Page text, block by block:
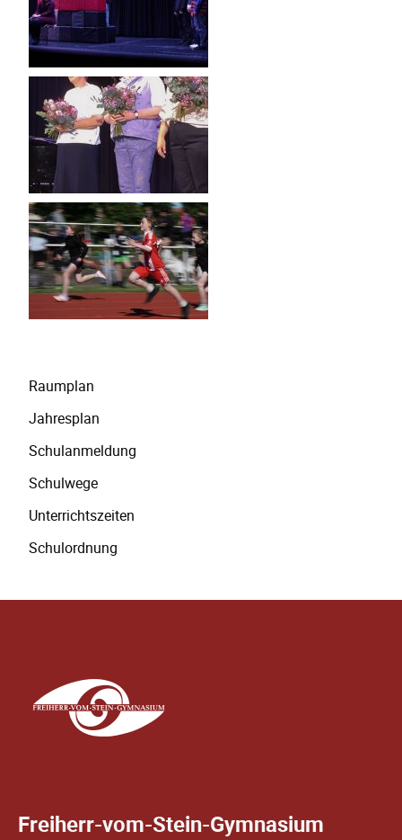
überspringen
Raumplan
Jahresplan
Schulanmeldung
Schulwege
Unterrichtszeiten
Schulordnung
Freiherr-vom-Stein-Gymnasium